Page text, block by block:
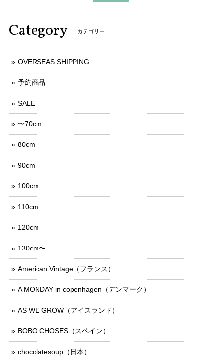
Category カテゴリー
OVERSEAS SHIPPING
予約商品
SALE
〜70cm
80cm
90cm
100cm
110cm
120cm
130cm〜
American Vintage（フランス）
A MONDAY in copenhagen（デンマーク）
AS WE GROW（アイスランド）
BOBO CHOSES（スペイン）
chocolatesoup（日本）